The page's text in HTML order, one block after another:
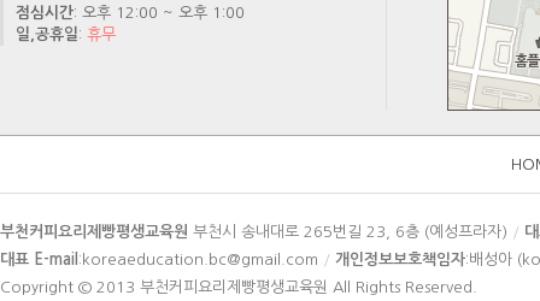
점심시간: 오후 12:00 ~ 오후 1:00
일,공휴일: 휴무
카
피
라
부천커피요리제빵평생교육원 부천시 송내대로 265번길 23, 6층 (예성프라자) /
대표 E-mail :koreaeducation.bc@gmail.com / 개인정보보호책임자:배성아
Copyright © 2013 부천커피요리제빵평생교육원 All Rights Reserved.